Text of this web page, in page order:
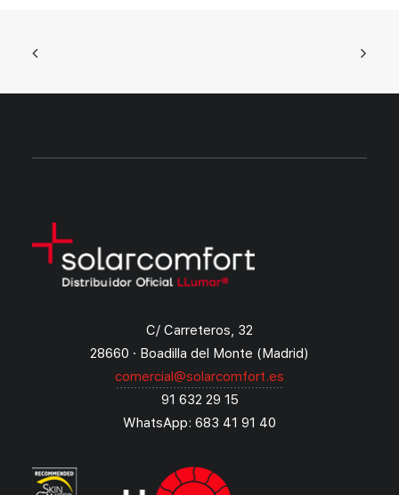
C/ Carreteros, 32
28660 · Boadilla del Monte (Madrid)
comercial@solarcomfort.es
91 632 29 15
WhatsApp: 683 41 91 40